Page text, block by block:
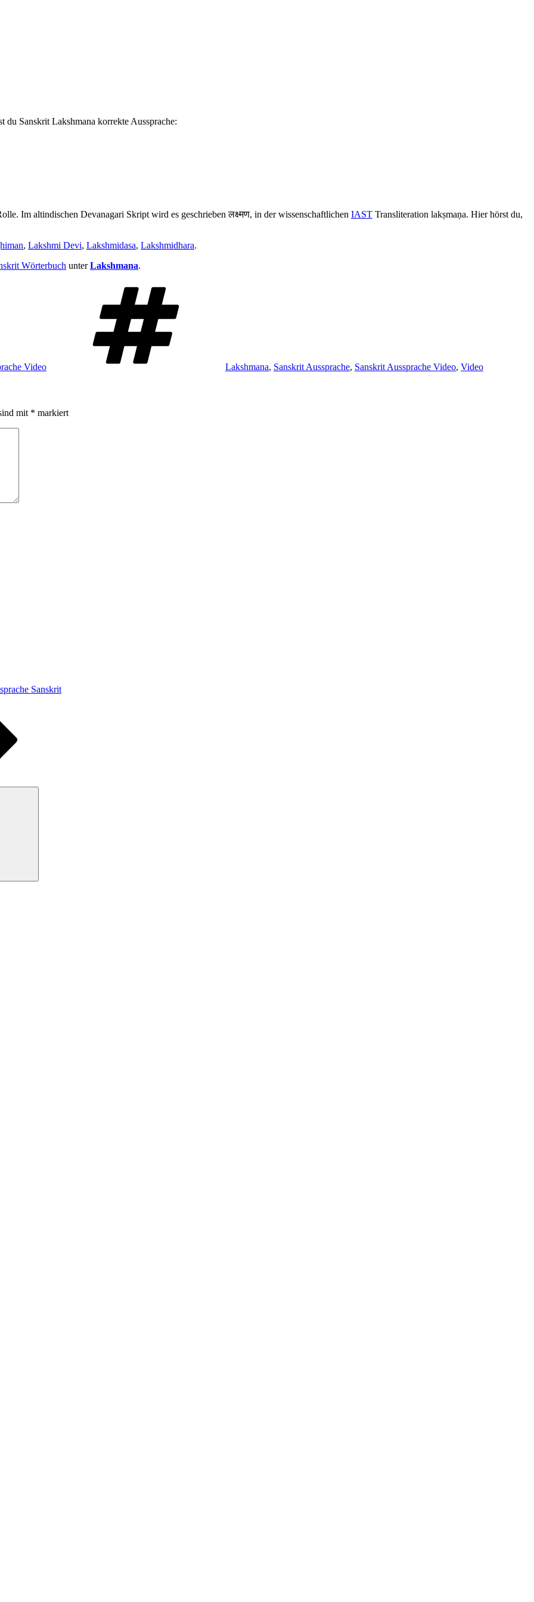
du Sanskrit Lakshmana korrekte Aussprache:
Im altindischen Devanagari Skript wird es geschrieben लक्ष्मण, in der wissenschaftlichen IAST Transliteration lakṣmaṇa. Hier hörst du,
, Lakshmi Devi, Lakshmidasa, Lakshmidhara.
Wörterbuch unterLakshmana.
Video Lakshmana, Sanskrit Aussprache, Sanskrit Aussprache Video, Video
mit * markiert
Sanskrit